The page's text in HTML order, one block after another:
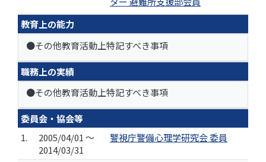
教育上の能力
●その他教育活動上特記すべき事項
職務上の実績
●その他教育活動上特記すべき事項
委員会・協会等
1.
2005/04/01 ～
2014/03/31
警視庁警備心理学研究会 委員